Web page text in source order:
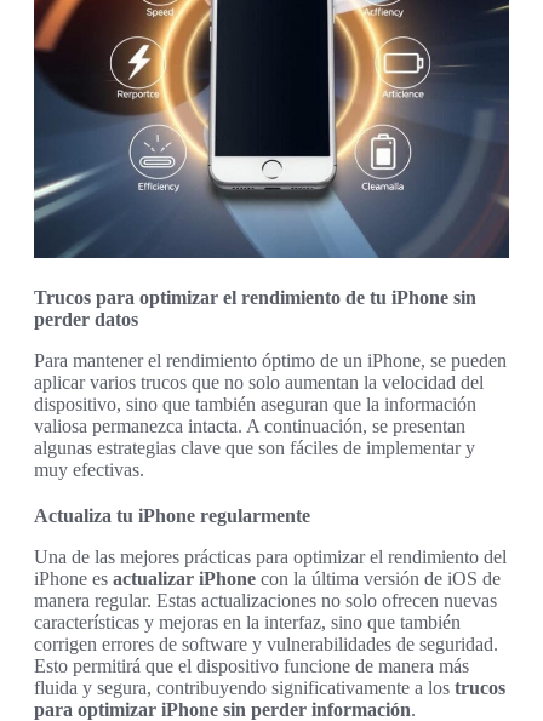
Trucos para optimizar el rendimiento de tu iPhone sin
perder datos
Para mantener el rendimiento óptimo de un iPhone, se pueden
aplicar varios trucos que no solo aumentan la velocidad del
dispositivo, sino que también aseguran que la información
valiosa permanezca intacta. A continuación, se presentan
algunas estrategias clave que son fáciles de implementar y
muy efectivas.
Actualiza tu iPhone regularmente
Una de las mejores prácticas para optimizar el rendimiento del
iPhone es actualizar iPhone con la última versión de iOS de
manera regular. Estas actualizaciones no solo ofrecen nuevas
características y mejoras en la interfaz, sino que también
corrigen errores de software y vulnerabilidades de seguridad.
Esto permitirá que el dispositivo funcione de manera más
fluida y segura, contribuyendo significativamente a los trucos
para optimizar iPhone sin perder información.